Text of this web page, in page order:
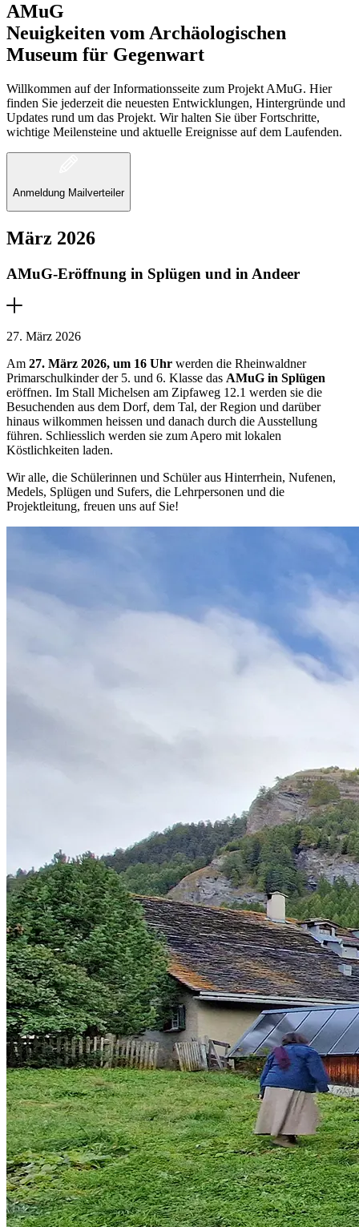
AMuG
Neuigkeiten vom Archäologischen
Museum für Gegenwart
Willkommen auf der Informationsseite zum Projekt AMuG. Hier
finden Sie jederzeit die neuesten Entwicklungen, Hintergründe und
Updates rund um das Projekt. Wir halten Sie über Fortschritte,
wichtige Meilensteine und aktuelle Ereignisse auf dem Laufenden.
Anmeldung Mailverteiler
März 2026
AMuG-Eröffnung in Splügen und in Andeer
27. März 2026
Am 27. März 2026, um 16 Uhr werden die Rheinwaldner
Primarschulkinder der 5. und 6. Klasse das AMuG in Splügen
eröffnen. Im Stall Michelsen am Zipfaweg 12.1 werden sie die
Besuchenden aus dem Dorf, dem Tal, der Region und darüber
hinaus wilkommen heissen und danach durch die Ausstellung
führen. Schliesslich werden sie zum Apero mit lokalen
Köstlichkeiten laden.
Wir alle, die Schülerinnen und Schüler aus Hinterrhein, Nufenen,
Medels, Splügen und Sufers, die Lehrpersonen und die
Projektleitung, freuen uns auf Sie!